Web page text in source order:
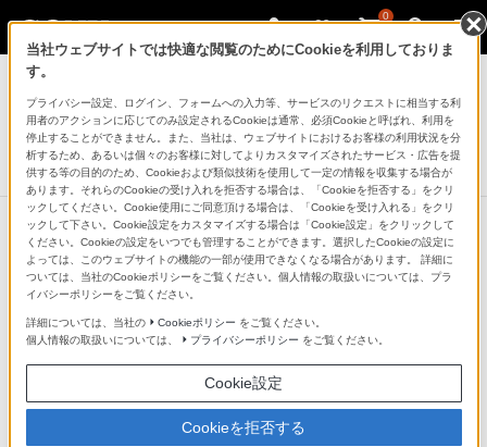
0
アクティブスピーカー/ネックスピーカー
ワイヤレスポータブルスピーカー
SRS-XB60
DISCONTINUED 生産完了
当社ウェブサイトでは快適な閲覧のためにCookieを利用しておりま
す。
プライバシー設定、ログイン、フォームへの入力等、サービスのリクエストに相当する利
用者のアクションに応じてのみ設定されるCookieは通常、必須Cookieと呼ばれ、利用を
停止することができません。また、当社は、ウェブサイトにおけるお客様の利用状況を分
析するため、あるいは個々のお客様に対してよりカスタマイズされたサービス・広告を提
供する等の目的のため、Cookieおよび類似技術を使用して一定の情報を収集する場合が
あります。それらのCookieの受け入れを拒否する場合は、「Cookieを拒否する」をクリ
ックしてください。Cookie使用にご同意頂ける場合は、「Cookieを受け入れる」をクリ
ックして下さい。Cookie設定をカスタマイズする場合は「Cookie設定」をクリックして
ください。Cookieの設定をいつでも管理することができます。選択したCookieの設定に
よっては、このウェブサイトの機能の一部が使用できなくなる場合があります。 詳細に
ついては、当社のCookieポリシーをご覧ください。個人情報の取扱いについては、プラ
イバシーポリシーをご覧ください。
詳細については、当社の Cookieポリシー をご覧ください。
個人情報の取扱いについては、
プライバシーポリシー をご覧ください。
Cookie設定
Cookieを拒否する